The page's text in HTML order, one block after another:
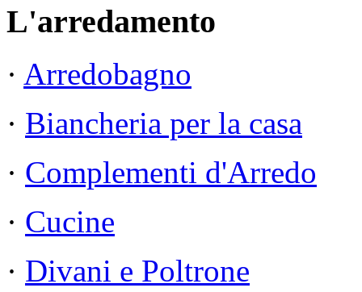
L'arredamento
· Arredobagno
· Biancheria per la casa
· Complementi d'Arredo
· Cucine
· Divani e Poltrone